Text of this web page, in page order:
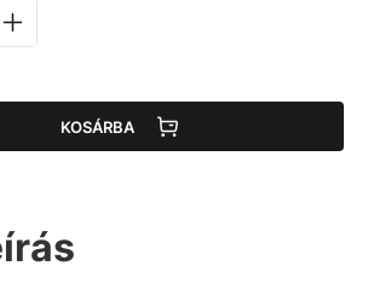
KOSÁRBA